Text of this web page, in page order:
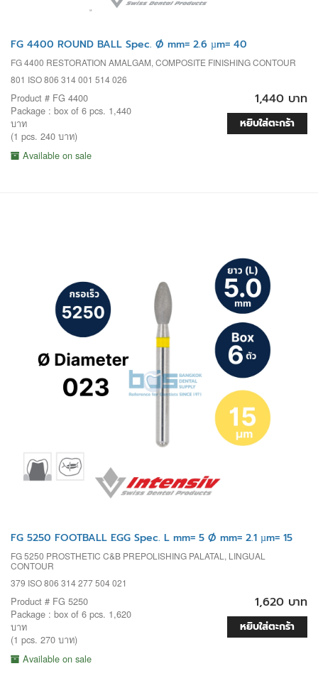
FG 4400 ROUND BALL Spec. Ø mm= 2.6 µm= 40
FG 4400 RESTORATION AMALGAM, COMPOSITE FINISHING CONTOUR
801 ISO 806 314 001 514 026
Product # FG 4400
Package : box of 6 pcs. 1,440
บาท
(1 pcs. 240 บาท)
Available on sale
1,440 บาท
หยิบใส่ตะกร้า
FG 5250 FOOTBALL EGG Spec. L mm= 5 Ø mm= 2.1 µm= 15
FG 5250 PROSTHETIC C&B PREPOLISHING PALATAL, LINGUAL
CONTOUR
379 ISO 806 314 277 504 021
Product # FG 5250
Package : box of 6 pcs. 1,620
บาท
(1 pcs. 270 บาท)
Available on sale
1,620 บาท
หยิบใส่ตะกร้า